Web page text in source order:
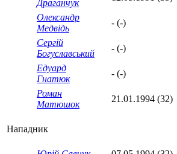
Драганчук
Олександр
Медвідь
- (-)
Сергій
Богуславський
- (-)
Едуард
Гнатюк
- (-)
Роман
Матюшок
21.01.1994 (32)
Нападник